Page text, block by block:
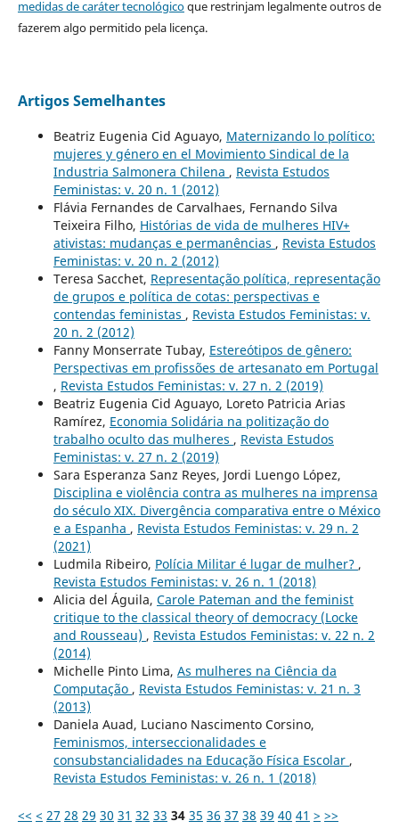
medidas de caráter tecnológicoque restrinjam legalmente outros de
fazerem algo permitido pela licença.
Artigos Semelhantes
Beatriz Eugenia Cid Aguayo, Maternizando lo político:
mujeres y género en el Movimiento Sindical de la
Industria Salmonera Chilena , Revista Estudos
Feministas: v. 20 n. 1 (2012)
Flávia Fernandes de Carvalhaes, Fernando Silva
Teixeira Filho, Histórias de vida de mulheres HIV+
ativistas: mudanças e permanências , Revista Estudos
Feministas: v. 20 n. 2 (2012)
Teresa Sacchet, Representação política, representação
de grupos e política de cotas: perspectivas e
contendas feministas , Revista Estudos Feministas: v.
20 n. 2 (2012)
Fanny Monserrate Tubay, Estereótipos de gênero:
Perspectivas em profissões de artesanato em Portugal
, Revista Estudos Feministas: v. 27 n. 2 (2019)
Beatriz Eugenia Cid Aguayo, Loreto Patricia Arias
Ramírez, Economia Solidária na politização do
trabalho oculto das mulheres , Revista Estudos
Feministas: v. 27 n. 2 (2019)
Sara Esperanza Sanz Reyes, Jordi Luengo López,
Disciplina e violência contra as mulheres na imprensa
do século XIX. Divergência comparativa entre o México
e a Espanha , Revista Estudos Feministas: v. 29 n. 2
(2021)
Ludmila Ribeiro, Polícia Militar é lugar de mulher? ,
Revista Estudos Feministas: v. 26 n. 1 (2018)
Alicia del Águila, Carole Pateman and the feminist
critique to the classical theory of democracy (Locke
and Rousseau) , Revista Estudos Feministas: v. 22 n. 2
(2014)
Michelle Pinto Lima, As mulheres na Ciência da
Computação , Revista Estudos Feministas: v. 21 n. 3
(2013)
Daniela Auad, Luciano Nascimento Corsino,
Feminismos, interseccionalidades e
consubstancialidades na Educação Física Escolar ,
Revista Estudos Feministas: v. 26 n. 1 (2018)
<< < 27 28 29 30 31 32 33 34 35 36 37 38 39 40 41 > >>